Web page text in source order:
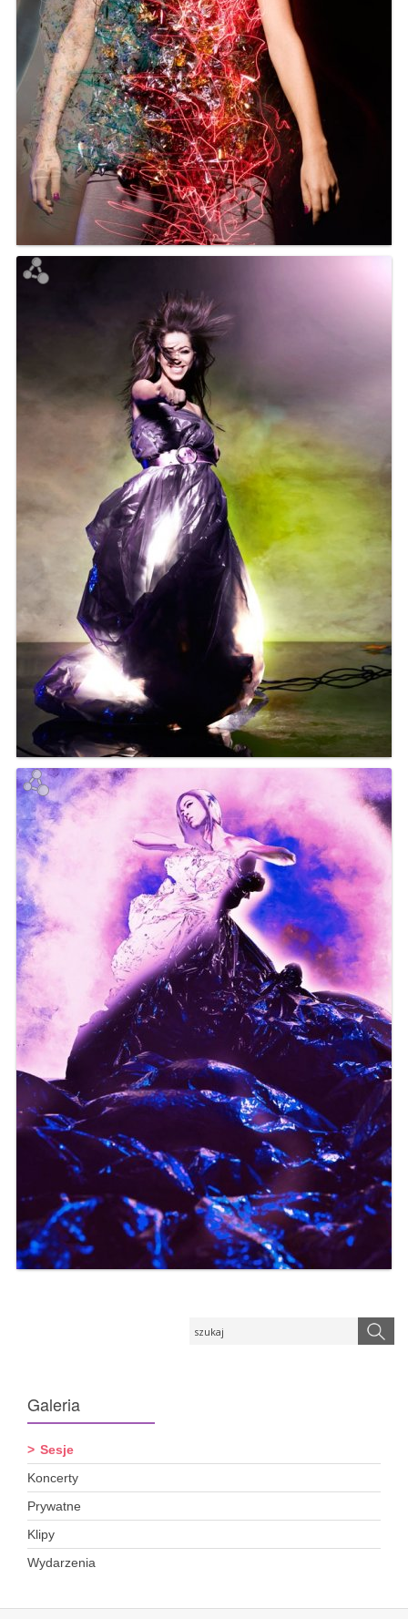
Galeria
Sesje
Koncerty
Prywatne
Klipy
Wydarzenia